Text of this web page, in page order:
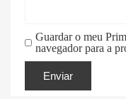
Guardar o meu
navegador para a